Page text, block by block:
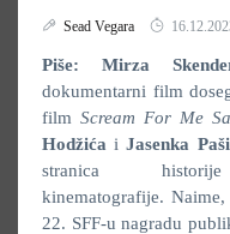
Sead Vegara
Piše: Mirza
dokumentarni film
film Scream For Me
Hodžića iJasenka
stranica historije
kinematografije.
22. SFF-u nagradu